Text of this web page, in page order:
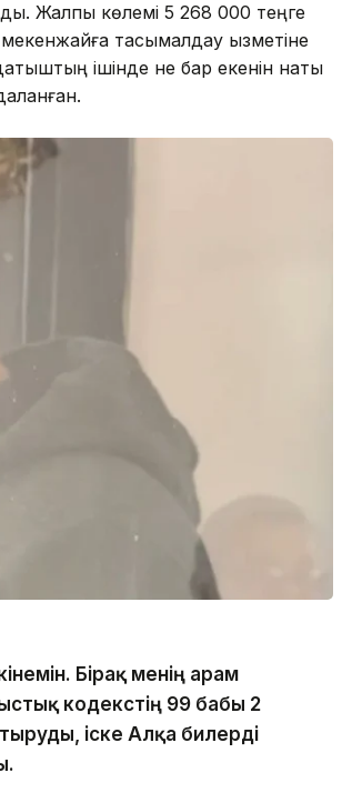
Жалпы көлемі 5 268 000 теңге
тасымалдау қызметіне
ішінде не бар екенін нақты
Бірақ менің арам
кодекстің 99 бабы 2
іске Алқа билерді